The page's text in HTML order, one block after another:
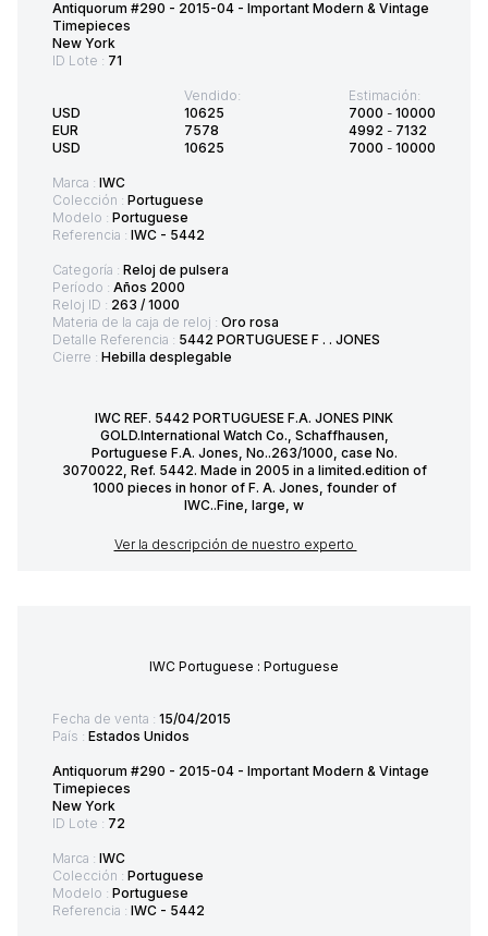
Antiquorum #290 - 2015-04 - Important Modern & Vintage
Timepieces
New York
ID Lote : 71
USD
EUR
USD
Vendido:
10625
7578
10625
Estimación:
7000 - 10000
4992 - 7132
7000 - 10000
Marca : IWC
Colección : Portuguese
Modelo : Portuguese
Referencia : IWC - 5442
Categoría : Reloj de pulsera
Período : Años 2000
Reloj ID : 263 / 1000
Materia de la caja de reloj : Oro rosa
Detalle Referencia : 5442 PORTUGUESE F . . JONES
Cierre : Hebilla desplegable
IWC REF. 5442 PORTUGUESE F.A. JONES PINK
GOLD.International Watch Co., Schaffhausen,
Portuguese F.A. Jones, No..263/1000, case No.
3070022, Ref. 5442. Made in 2005 in a limited.edition of
1000 pieces in honor of F. A. Jones, founder of
IWC..Fine, large, w
Ver la descripción de nuestro experto
IWC Portuguese : Portuguese
Fecha de venta : 15/04/2015
País : Estados Unidos
Antiquorum #290 - 2015-04 - Important Modern & Vintage
Timepieces
New York
ID Lote : 72
Marca : IWC
Colección : Portuguese
Modelo : Portuguese
Referencia : IWC - 5442